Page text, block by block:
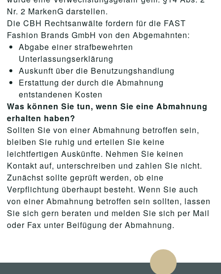
Nr. 2 MarkenG darstellen.
Die CBH Rechtsanwälte fordern für die FAST
Fashion Brands GmbH von den Abgemahnten:
Abgabe einer strafbewehrten
Unterlassungserklärung
Auskunft über die Benutzungshandlung
Erstattung der durch die Abmahnung
entstandenen Kosten
Was können Sie tun, wenn Sie eine Abmahnung
erhalten haben?
Sollten Sie von einer Abmahnung betroffen sein,
bleiben Sie ruhig und erteilen Sie keine
leichtfertigen Auskünfte. Nehmen Sie keinen
Kontakt auf, unterschreiben und zahlen Sie nicht.
Zunächst sollte geprüft werden, ob eine
Verpflichtung überhaupt besteht. Wenn Sie auch
von einer Abmahnung betroffen sein sollten, lassen
Sie sich gern beraten und melden Sie sich per Mail
oder Fax unter Beifügung der Abmahnung.